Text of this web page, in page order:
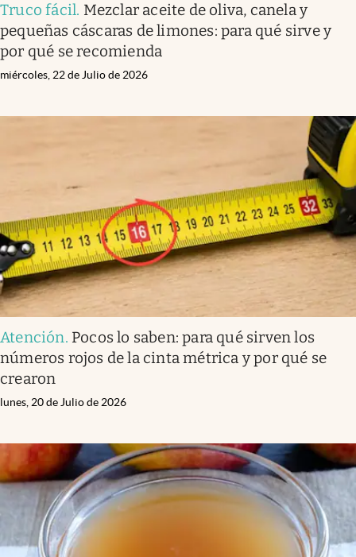
Truco fácil. Mezclar aceite de oliva, canela y
pequeñas cáscaras de limones: para qué sirve y
por qué se recomienda
miércoles, 22 de Julio de 2026
Atención. Pocos lo saben: para qué sirven los
números rojos de la cinta métrica y por qué se
crearon
lunes, 20 de Julio de 2026